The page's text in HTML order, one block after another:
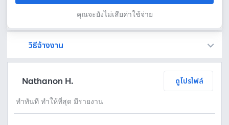
คุณจะยังไม่เสียค่าใช้จ่าย
วิธีจ้างงาน
Nathanon H. ดูโปรไฟล์
ทำทันที ทำให้ที่สุด มีรายงาน